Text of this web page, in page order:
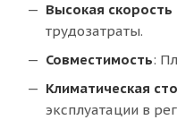
Высокая
трудозатраты.
Совместимость:
Климатическая
эксплуатации в